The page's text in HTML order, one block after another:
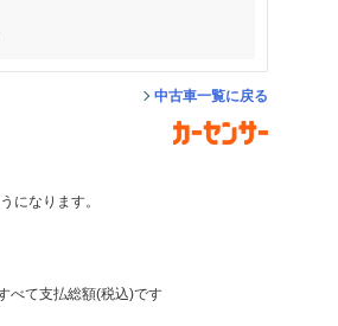
中古車一覧に戻る
になります。
べて支払総額(税込)です